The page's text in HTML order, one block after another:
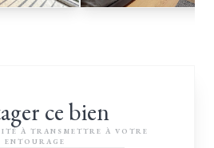
ce bien
À TRANSMETTRE À VOTRE
ENTOURAGE